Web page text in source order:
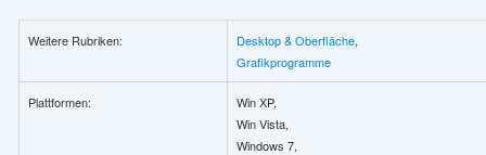
Weitere Rubriken: Desktop & Oberfläche,
Grafikprogramme
Plattformen:
Win XP,
Win Vista,
Windows 7,